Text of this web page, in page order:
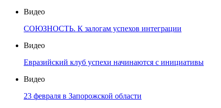
Видео
СОЮЗНОСТЬ. К залогам успехов интеграции
Видео
Евразийский клуб успехи начинаются с инициативы
Видео
23 февраля в Запорожской области